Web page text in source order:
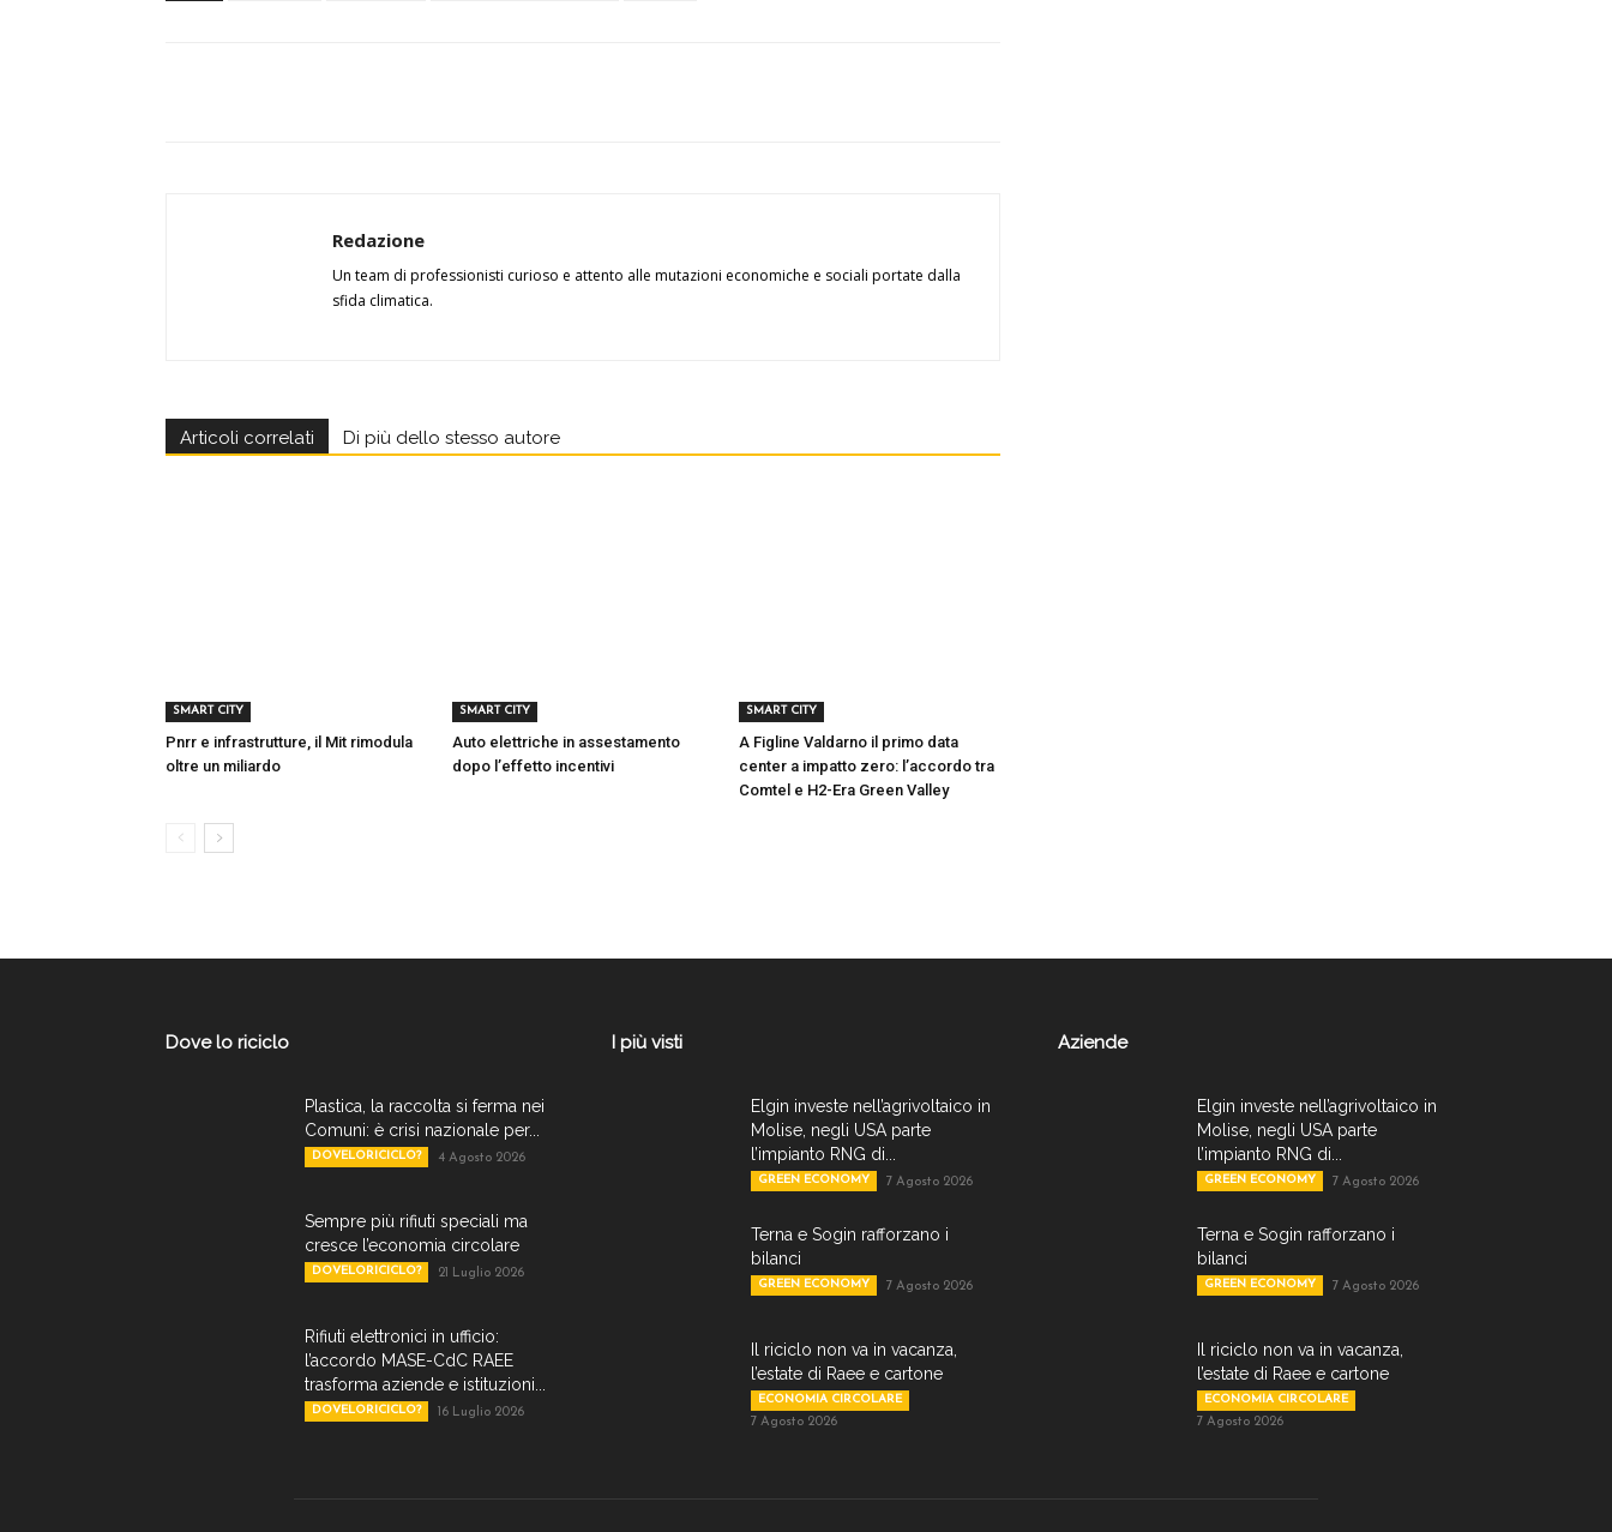
Redazione
Un team di professionisti curioso e attento alle mutazioni economiche e sociali portate dalla
sfida climatica.
Articoli correlati Di più dello stesso autore
SMART CITY
Pnrr e infrastrutture, il Mit rimodula
oltre un miliardo
SMART CITY
Auto elettriche in assestamento
dopo l’effetto incentivi
SMART CITY
A Figline Valdarno il primo data
center a impatto zero: l’accordo tra
Comtel e H2-Era Green Valley
Dove lo riciclo
Plastica, la raccolta si ferma nei
Comuni: è crisi nazionale per...
DOVELORICICLO? 4 Agosto 2026
Sempre più rifiuti speciali ma
cresce l’economia circolare
DOVELORICICLO? 21 Luglio 2026
Rifiuti elettronici in ufficio:
l’accordo MASE-CdC RAEE
trasforma aziende e istituzioni...
DOVELORICICLO? 16 Luglio 2026
I più visti
Elgin investe nell’agrivoltaico in
Molise, negli USA parte
l’impianto RNG di...
GREEN ECONOMY 7 Agosto 2026
Terna e Sogin rafforzano i
bilanci
GREEN ECONOMY 7 Agosto 2026
Il riciclo non va in vacanza,
l’estate di Raee e cartone
ECONOMIA CIRCOLARE
7 Agosto 2026
Aziende
Elgin investe nell’agrivoltaico in
Molise, negli USA parte
l’impianto RNG di...
GREEN ECONOMY 7 Agosto 2026
Terna e Sogin rafforzano i
bilanci
GREEN ECONOMY 7 Agosto 2026
Il riciclo non va in vacanza,
l’estate di Raee e cartone
ECONOMIA CIRCOLARE
7 Agosto 2026